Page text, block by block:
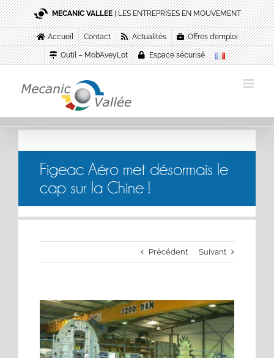
Passer
au
contenu
MECANIC VALLEE| LES ENTREPRISES EN MOUVEMENT
Accueil Contact Actualités Offres d’emploi
Outil – Mob’AveyLot Espace sécurisé
Figeac Aéro met désormais le
cap sur la Chine !
Précédent Suivant
Voir
l'image
agrandie